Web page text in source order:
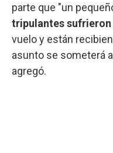
parte que "un
tripulantes sufrieron
vuelo y están
asunto se someterá
agregó.